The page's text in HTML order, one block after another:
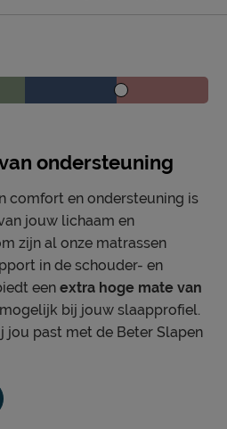
ondersteuning
comfort en ondersteuning is
jouw lichaam en
zijn al onze matrassen
in de schouder- en
een extra hoge mate van
bij jouw slaapprofiel.
jou past met de Beter Slapen